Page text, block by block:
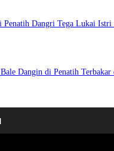
Penatih Dangri Tega Lukai Istri
Dangin di Penatih